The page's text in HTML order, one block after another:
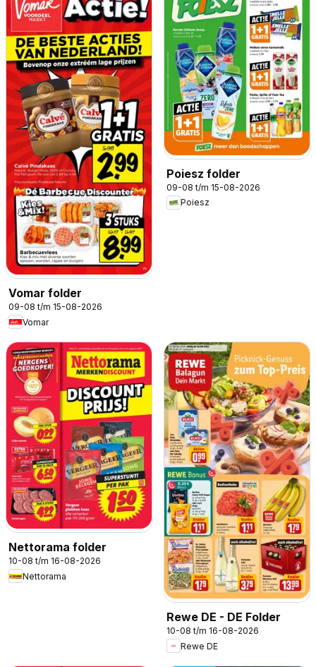
Vomar folder
09-08 t/m 15-08-2026
Vomar
Poiesz folder
09-08 t/m 15-08-2026
Poiesz
Nettorama folder
10-08 t/m 16-08-2026
Nettorama
Rewe DE - DE Folder
10-08 t/m 16-08-2026
Rewe DE